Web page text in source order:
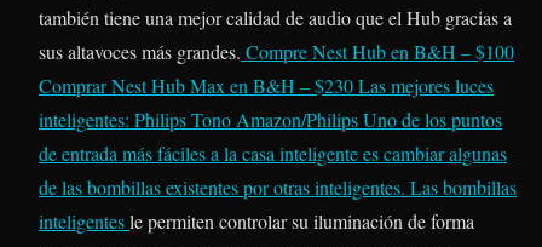
también tiene una mejor calidad de audio que el Hub gracias a
sus altavoces más grandes. Compre Nest Hub en B&H – $100
Comprar Nest Hub Max en B&H – $230Las mejores luces
inteligentes: Philips Tono Amazon/PhilipsUno de los puntos
de entrada más fáciles a la casa inteligente es cambiar algunas
de las bombillas existentes por otras inteligentes. Las bombillas
inteligentesle permiten controlar su iluminación de forma